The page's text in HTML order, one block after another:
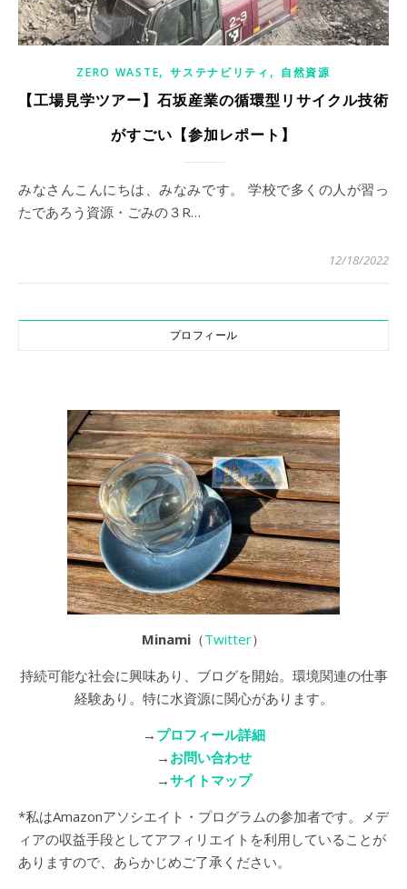
ZERO WASTE,サステナビリティ , 自然資源
【工場見学ツアー】石坂産業の循環型リサイクル技術
がすごい【参加レポート】
みなさんこんにちは、みなみです。 学校で多くの人が習っ
たであろう資源・ごみの３R…
12/18/2022
プロフィール
Minami （Twitter）
持続可能な社会に興味あり、ブログを開始。環境関連の仕事
経験あり。特に水資源に関心があります。
→ プロフィール詳細
→ お問い合わせ
→サイトマップ
*私はAmazonアソシエイト・プログラムの参加者です。メデ
ィアの収益手段としてアフィリエイトを利用していることが
ありますので、あらかじめご了承ください。